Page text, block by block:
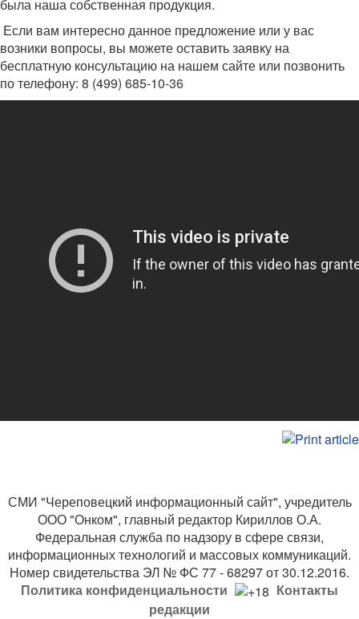
была наша собственная продукция.
Если вам интересно данное предложение или у вас
возники вопросы, вы можете оставить заявку на
бесплатную консультацию на нашем сайте или позвонить
по телефону: 8 (499) 685-10-36
СМИ "Череповецкий информационный сайт", учредитель
ООО "Онком", главный редактор Кириллов О.А.
Федеральная служба по надзору в сфере связи,
информационных технологий и массовых коммуникаций.
Номер свидетельства ЭЛ № ФС 77 - 68297 от 30.12.2016.
Политика конфиденциальности
Контакты
редакции